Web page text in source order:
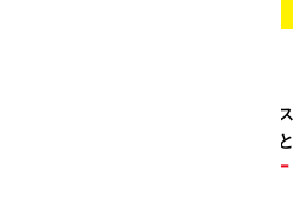
車内外の清
を徹底。安心感と清潔感を感じていただ